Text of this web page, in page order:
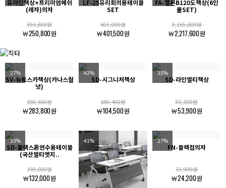
유라인책상+프리미엄메쉬
(레자)의자
393,800원
￦250,800원
LF-25유리회의용테이블
SET
605,000원
￦401,500원
FA-멜론B120도책상(6인
풀SET)
3,165,800원
￦2,217,600원
27%
SV-뉴토스카책상(카나스월
넛)
390,500원
￦283,800원
42%
SD-시그니처책상
180,400원
￦104,500원
35%
SD-라인멀티책상
82,500원
￦53,900원
33%
SD-블랙스톤연수용테이블
(국산멀티엣지..
198,000원
￦132,000원
41% 27%
FN-블랙접의자
33,000원
￦24,200원